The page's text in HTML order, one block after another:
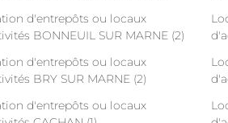
d'entrepôts ou locaux
BONNEUIL SUR MARNE (2)
d'entrepôts ou locaux
BRY SUR MARNE (2)
d'entrepôts ou locaux